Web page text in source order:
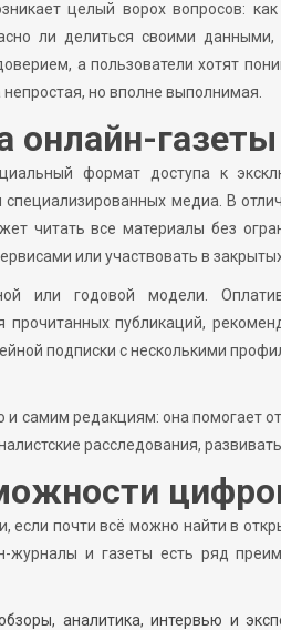
целый ворох вопросов:
ли делиться своими
а пользователи хотят
но вполне выполнимая.
онлайн-
формат доступа к
медиа. В
читать все материалы без
или участвовать в
или годовой модели.
прочитанных публикаций,
подписки с несколькими
самим редакциям: она помогает
расследования,
если почти всё можно найти в
журналы и газеты есть ряд
аналитика, интервью и